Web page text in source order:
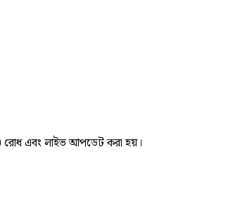
রোধ এবং লাইভ আপডেট করা হয়।